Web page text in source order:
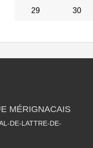
29 30
MÉRIGNACAIS
DE-LATTRE-DE-